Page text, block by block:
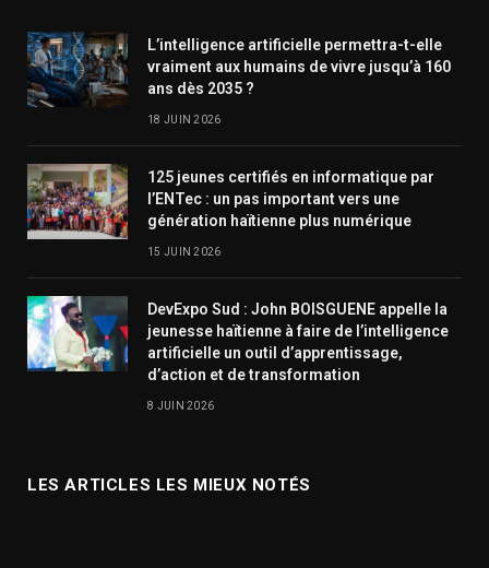
L’intelligence artificielle permettra-t-elle
vraiment aux humains de vivre jusqu’à 160
ans dès 2035 ?
18 JUIN 2026
125 jeunes certifiés en informatique par
l’ENTec : un pas important vers une
génération haïtienne plus numérique
15 JUIN 2026
DevExpo Sud : John BOISGUENE appelle la
jeunesse haïtienne à faire de l’intelligence
artificielle un outil d’apprentissage,
d’action et de transformation
8 JUIN 2026
LES ARTICLES LES MIEUX NOTÉS